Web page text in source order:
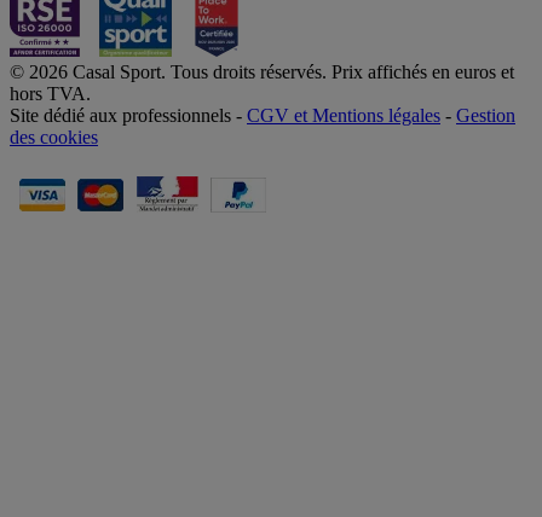
© 2026 Casal Sport. Tous droits réservés. Prix affichés en euros et
hors TVA.
Site dédié aux professionnels - CGV et Mentions légales - Gestion
des cookies